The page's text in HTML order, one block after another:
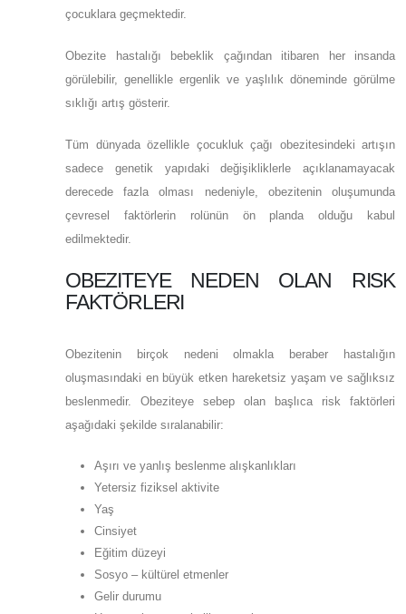
çocuklara geçmektedir.
Obezite hastalığı bebeklik çağından itibaren her insanda
görülebilir, genellikle ergenlik ve yaşlılık döneminde görülme
sıklığı artış gösterir.
Tüm dünyada özellikle çocukluk çağı obezitesindeki artışın
sadece genetik yapıdaki değişikliklerle açıklanamayacak
derecede fazla olması nedeniyle, obezitenin oluşumunda
çevresel faktörlerin rolünün ön planda olduğu kabul
edilmektedir.
OBEZITEYE NEDEN OLAN RISK
FAKTÖRLERI
Obezitenin birçok nedeni olmakla beraber hastalığın
oluşmasındaki en büyük etken hareketsiz yaşam ve sağlıksız
beslenmedir. Obeziteye sebep olan başlıca risk faktörleri
aşağıdaki şekilde sıralanabilir:
Aşırı ve yanlış beslenme alışkanlıkları
Yetersiz fiziksel aktivite
Yaş
Cinsiyet
Eğitim düzeyi
Sosyo – kültürel etmenler
Gelir durumu